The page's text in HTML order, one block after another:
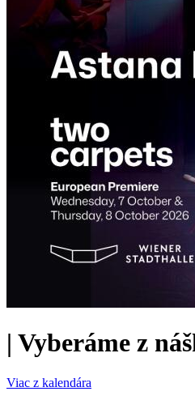
| Vyberáme z
Viac z kalendára